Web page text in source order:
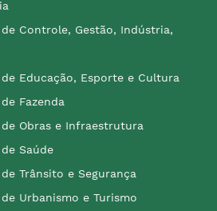
Controle, Gestão, Indústria,
Educação, Esporte e Cultura
Fazenda
Obras e Infraestrutura
Saúde
Trânsito e Segurança
Urbanismo e Turismo